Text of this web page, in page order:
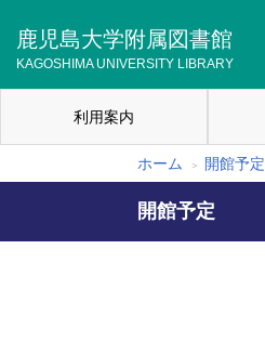
ン
に
鹿児島大学附属図書館
KAGOSHIMA UNIVERSITY LIBRARY
ナ
利用案内
パ
ホーム 開館予定
開館予定